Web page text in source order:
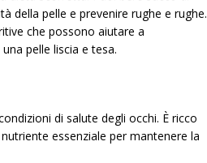
della pelle e prevenire rughe e rughe.
che possono aiutare a
pelle liscia e tesa.
di salute degli occhi. È ricco
essenziale per mantenere la